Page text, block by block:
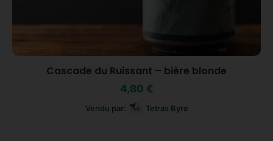
Cascade du Ruissant – bière blonde
4,80 €
Vendu par: Tetras Byre